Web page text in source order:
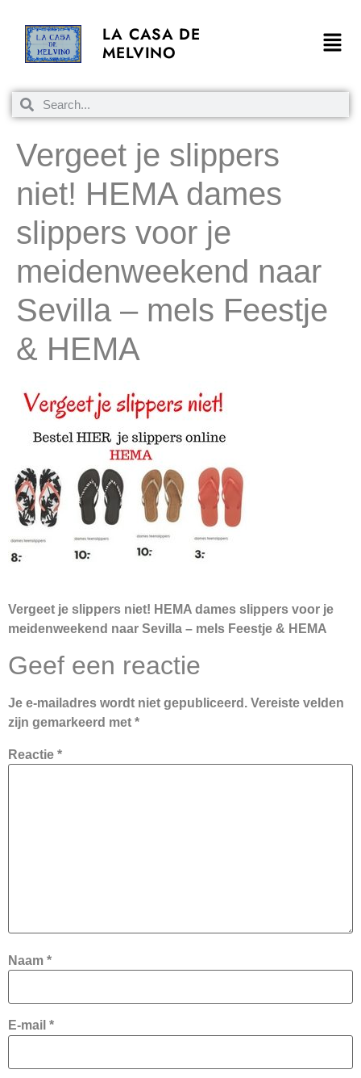
LA CASA DE
MELVINO
Vergeet je slippers
niet! HEMA dames
slippers voor je
meidenweekend naar
Sevilla – mels Feestje
& HEMA
Vergeet je slippers niet! HEMA dames slippers voor je
meidenweekend naar Sevilla – mels Feestje & HEMA
Geef een reactie
Je e-mailadres wordt niet gepubliceerd. Vereiste velden
zijn gemarkeerd met *
Reactie *
Naam *
E-mail *